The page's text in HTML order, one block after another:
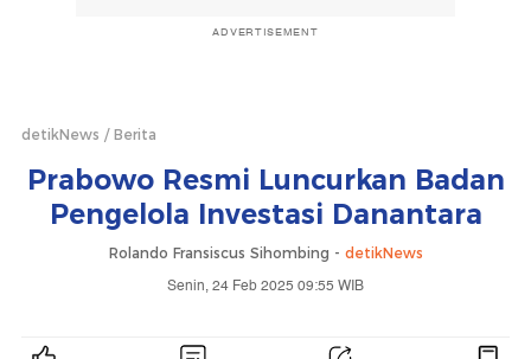
ADVERTISEMENT
detikNews Berita
Prabowo Resmi Luncurkan Badan
Pengelola Investasi Danantara
Rolando Fransiscus Sihombing - detikNews
Senin, 24 Feb 2025 09:55 WIB